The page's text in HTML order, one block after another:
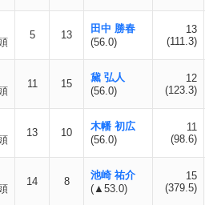
5 13
田中 勝春
(56.0)
13
(111.3)
11 15
黛 弘人
(56.0)
12
(123.3)
13 10
木幡 初広
(56.0)
11
(98.6)
14 8
池崎 祐介
(▲53.0)
15
(379.5)